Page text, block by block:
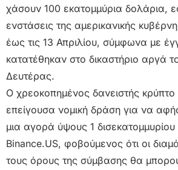
χάσουν 100 εκατομμύρια δολάρια,
ενστάσεις της αμερικανικής
έως τις 13 Απριλίου, σύμφωνα με
κατατέθηκαν στο δικαστήριο αργά
Δευτέρας.
Ο χρεοκοπημένος δανειστής
επείγουσα νομική δράση για να
μια αγορά ύψους 1
Binance.US, φοβούμενος ότι οι
τους όρους της σύμβασης θα